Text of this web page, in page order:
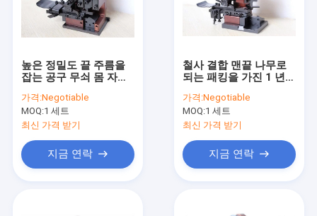
높은 정밀도 끝 주름을
잡는 공구 무쇠 몸 자동
가격:Negotiable
MOQ:1 세트
최신 가격 받기
지금 연락
철사 결합 맨끝 나무로
되는 패킹을 가진 1 년
게
가격:Negotiable
MOQ:1 세트
최신 가격 받기
지금 연락